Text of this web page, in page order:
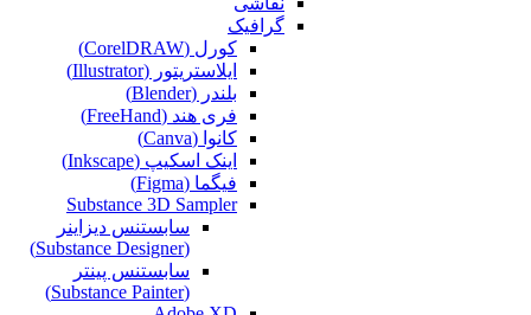
گرافیک
کورل (CorelDRAW)
ایلاستریتور (Illustrator)
بلندر (Blender)
فری هند (FreeHand)
کانوا (Canva)
اینک اسکیپ (Inkscape)
فیگما (Figma‎)
Substance 3D Sampler
سابستنس دیزاینر
(Substance Designer)
سابستنس پینتر
(Substance Painter)